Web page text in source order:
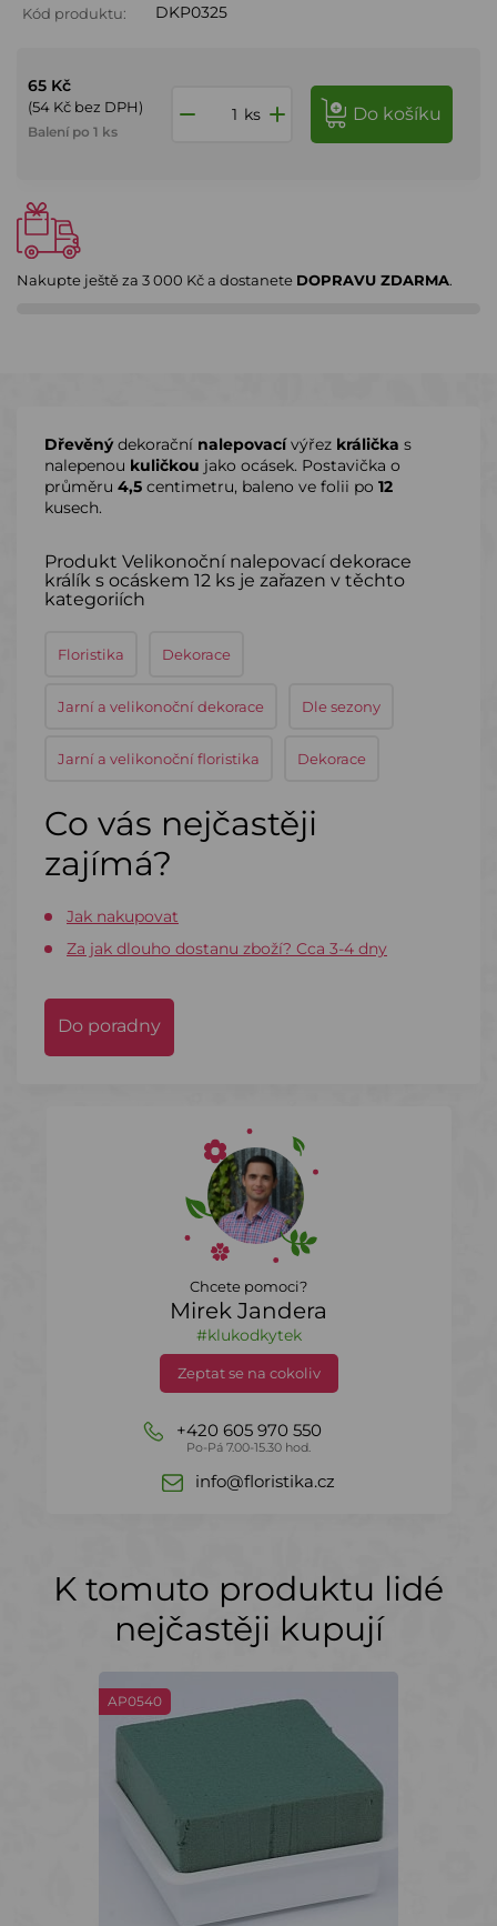
Kód produktu: DKP0325
65 Kč
(54 Kč bez DPH)
Balení po 1 ks
ks do košíku
Nakupte ještě za 3 000 Kča dostanete DOPRAVU ZDARMA.
Dřevěnýdekorační nalepovacívýřez králička s
nalepenou kuličkou jako ocásek. Postavička o
průměru 4,5 centimetru, baleno ve folii po 12
kusech.
Produkt Velikonoční nalepovací dekorace
králík s ocáskem 12 ks je zařazen v těchto
kategoriích
Floristika Dekorace
Jarní a velikonoční dekorace Dle sezony
Jarní a velikonoční floristika Dekorace
Co vás nejčastěji
zajímá?
Jak nakupovat
Za jak dlouho dostanu zboží? Cca 3-4 dny
Do poradny
Chcete pomoci?
Mirek Jandera
#klukodkytek
Zeptat se na cokoliv
+420 605 970 550
Po-Pá 7.00-15.30 hod.
info@floristika.cz
K tomuto produktu lidé
nejčastěji kupují
AP0540